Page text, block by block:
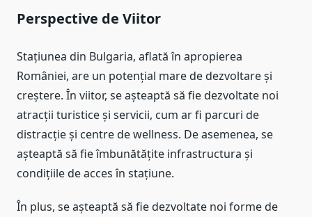
Perspective de Viitor
Stațiunea din Bulgaria, aflată în apropierea
României, are un potențial mare de dezvoltare și
creștere. În viitor, se așteaptă să fie dezvoltate noi
atracții turistice și servicii, cum ar fi parcuri de
distracție și centre de wellness. De asemenea, se
așteaptă să fie îmbunătățite infrastructura și
condițiile de acces în stațiune.
În plus, se așteaptă să fie dezvoltate noi forme de